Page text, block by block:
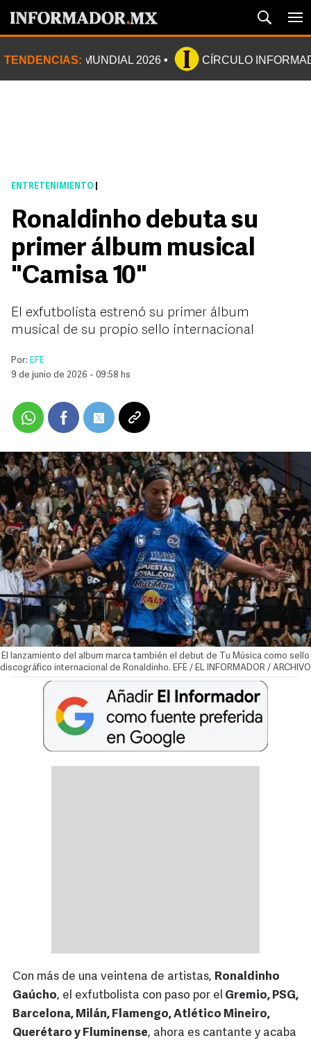
TENDENCIAS: MUNDIAL 2026 CÍRCULO
ENTRETENIMIENTO
Ronaldinho debuta su
primer álbum musical
"Camisa 10"
El exfutbolista estrenó su primer álbum
musical de su propio sello internacional
Por: EFE
9 de junio de 2026 - 09:58 hs
El lanzamiento del album marca también el debut de Tu Música como sello
discográfico internacional de Ronaldinho. EFE / EL INFORMADOR / ARCHIVO
Con más de una veintena de artistas, Ronaldinho
Gaúcho, el exfutbolista con paso por el Gremio, PSG,
Barcelona, Milán, Flamengo, Atlético Mineiro,
Querétaro y Fluminense, ahora es cantante y acaba